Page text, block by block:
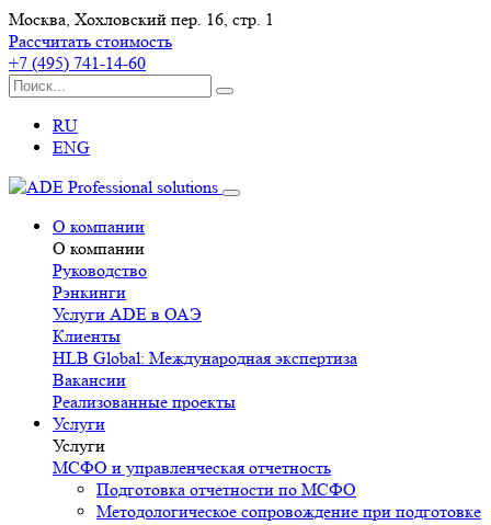
Москва, Хохловский пер. 16, стр. 1
Рассчитать стоимость
+7 (495) 741-14-60
RU
ENG
О компании
О компании
Руководство
Рэнкинги
Услуги ADE в ОАЭ
Клиенты
HLB Global: Международная экспертиза
Вакансии
Реализованные проекты
Услуги
Услуги
МСФО и управленческая отчетность
Подготовка отчетности по МСФО
Методологическое сопровождение при подготовке